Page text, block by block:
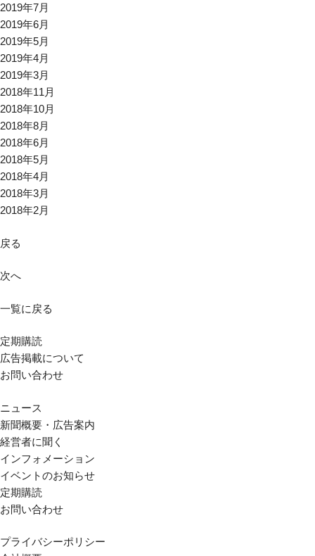
2019年7月
2019年6月
2019年5月
2019年4月
2019年3月
2018年11月
2018年10月
2018年8月
2018年6月
2018年5月
2018年4月
2018年3月
2018年2月
戻る
次へ
一覧に戻る
定期購読
広告掲載について
お問い合わせ
ニュース
新聞概要・広告案内
経営者に聞く
インフォメーション
イベントのお知らせ
定期購読
お問い合わせ
プライバシーポリシー